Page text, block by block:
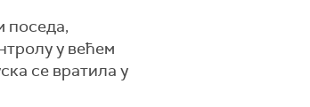
поседа,
у већем
се вратила у